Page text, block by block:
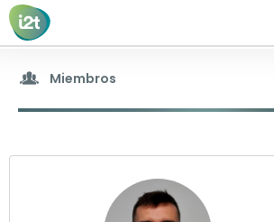
Líneas
Publicaciones
Proyectos académicos
Miembros